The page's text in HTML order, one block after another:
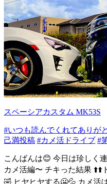
スペーシアカスタム MK53S
#いつも読んでくれてありが
己満投稿 #カメ活ドライブ #
こんばんは😊 今日は珍しく
カメ活編〜 チキった結果 ⬆️⬆️
🤣 ヒヤヒヤする🥶💦 カメ活